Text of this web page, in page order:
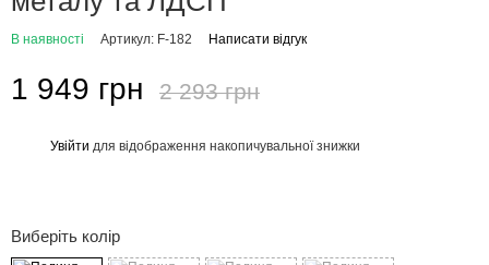
В наявності Артикул: F-182 Написати відгук
1 949 грн 2 293 грн
Увійти для відображення накопичувальної знижки
Виберіть колір